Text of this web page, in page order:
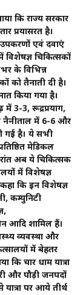
कि राज्य सरकार
प्रयासरत है।
उपकरणों एवं दवाएं
विशेषज्ञ चिकित्सकों
के विभिन्न
को तैनाती दी है।
किया गया है।
में 3-3, रूद्रप्रयाग,
व नैनीताल में 6-6 और
गई है। ये सभी
मेडिकल
अब ये चिकित्सक
में विशेषज्ञ
कि इन विशेषज्ञ
कम्युनिटी
आदि शामिल हैं।
व्यवस्था और
में बेहतर
कि चार धाम यात्रा
और पौड़ी जनपदों
पर आये तीर्थ